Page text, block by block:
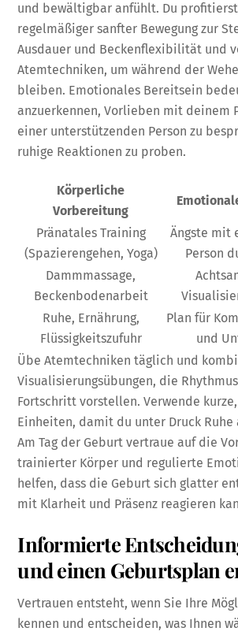
und bewältigbar anfühlt. Du
regelmäßiger sanfter Bewegung zur
Ausdauer und Beckenflexibilität und
Atemtechniken, um während der
bleiben. Emotionales Bereitsein
anzuerkennen, Vorlieben mit deinem
einer unterstützenden Person zu
ruhige Reaktionen zu proben.
Körperliche
Vorbereitung
Pränatales Training
(Spazierengehen, Yoga)
Ängste mit
Person
Dammmassage,
Beckenbodenarbeit
Ruhe, Ernährung,
Flüssigkeitszufuhr
Plan für
und
Übe Atemtechniken täglich und
Visualisierungsübungen, die
Fortschritt vorstellen. Verwende
Einheiten, damit du unter Druck Ruhe
Am Tag der Geburt vertraue auf die
trainierter Körper und regulierte
helfen, dass die Geburt sich glatter
mit Klarheit und Präsenz reagieren
Informierte
und einen Geburtsplan
Vertrauen entsteht, wenn Sie Ihre
kennen und entscheiden, was Ihnen